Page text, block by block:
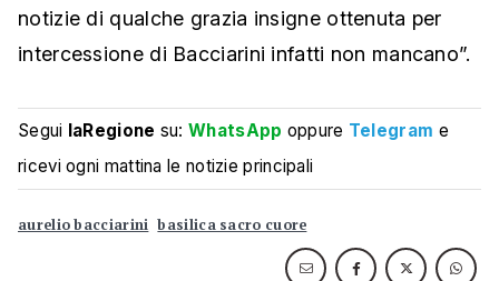
notizie di qualche grazia insigne ottenuta per
intercessione di Bacciarini infatti non mancano”.
Segui laRegione su:WhatsApp oppure Telegram e
ricevi ogni mattina le notizie principali
aurelio bacciarini basilica sacro cuore